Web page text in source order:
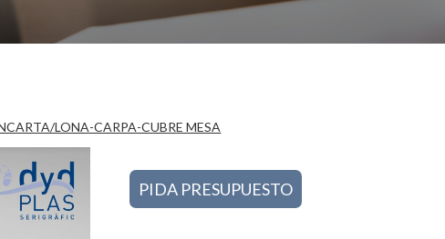
LONA-CARPA-CUBRE MESA
PIDA PRESUPUESTO